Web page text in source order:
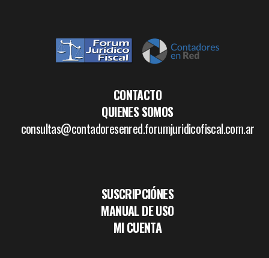
CONTACTO
QUIENES SOMOS
consultas@contadoresenred.forumjuridicofiscal.com.ar
SUSCRIPCIÓNES
MANUAL DE USO
MI CUENTA